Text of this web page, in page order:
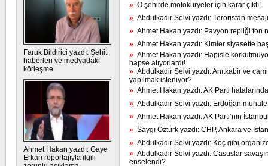
Faruk Bildirici yazdı: Şehit
haberleri ve medyadaki
körleşme
Ahmet Hakan yazdı: Gaye
Erkan röportajıyla ilgili
» O şehirde motokuryeler için karar çıktı!
» Abdulkadir Selvi yazdı: Teröristan
» Ahmet Hakan yazdı: Pavyon repliği fon
» Ahmet Hakan yazdı: Kimler siyasette
» Ahmet Hakan yazdı: Hapisle
hapse atıyorlardı!
» Abdulkadir Selvi yazdı: Anıtkabir ve
yapılmak isteniyor?
» Ahmet Hakan yazdı: AK Parti
» Abdulkadir Selvi yazdı: Erdoğan
» Ahmet Hakan yazdı: AK Parti’nin
» Saygı Öztürk yazdı: CHP, Ankara ve
» Abdulkadir Selvi yazdı: Koç gibi
» Abdulkadir Selvi yazdı: Casuslar
enselendi?